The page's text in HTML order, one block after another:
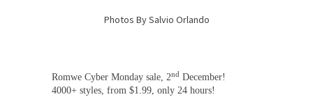
Photos By Salvio Orlando
Romwe Cyber Monday sale, 2nd December!
4000+ styles, from $1.99, only 24 hours!